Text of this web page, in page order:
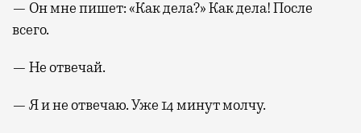
— Он мне пишет: «Как дела?» Как дела! После
всего.
— Не отвечай.
— Я и не отвечаю. Уже 14 минут молчу.